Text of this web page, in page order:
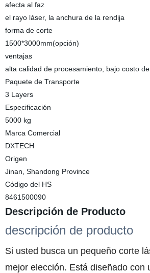
afecta al faz
el rayo láser, la anchura de la rendija
forma de corte
1500*3000mm(opción)
ventajas
alta calidad de procesamiento, bajo costo
Paquete de Transporte
3 Layers
Especificación
5000 kg
Marca Comercial
DXTECH
Origen
Jinan, Shandong Province
Código del HS
8461500090
Descripción de Producto
descripción de producto
Si usted busca un pequeño corte
mejor elección. Está diseñado